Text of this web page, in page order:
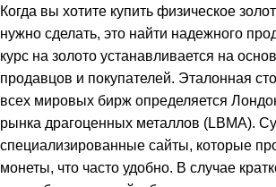
Когда вы хотите купить физическое
нужно сделать, это найти надежного
курс на золото устанавливается на
продавцов и покупателей. Эталонная
всех мировых бирж определяется
рынка драгоценных металлов (LBMA).
специализированные сайты, которые
монеты, что часто удобно. В случае